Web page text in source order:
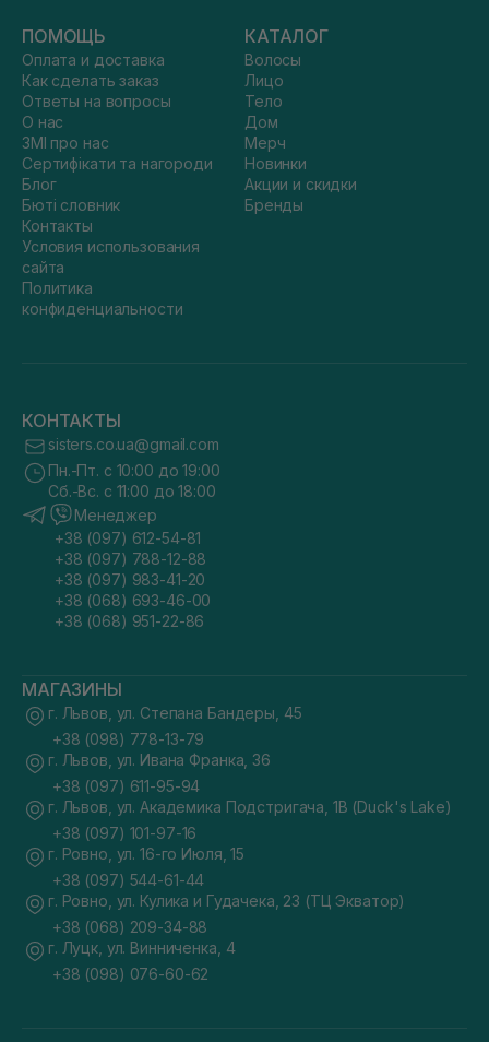
ПОМОЩЬ
Оплата и доставка
Как сделать заказ
Ответы на вопросы
О нас
ЗМІ про нас
Сертифікати та нагороди
Блог
Бюті словник
Контакты
Условия использования
сайта
Политика
конфиденциальности
КАТАЛОГ
Волосы
Лицо
Тело
Дом
Мерч
Новинки
Акции и скидки
Бренды
КОНТАКТЫ
sisters.co.ua@gmail.com
Пн.-Пт. с 10:00 до 19:00
Сб.-Вс. с 11:00 до 18:00
Менеджер
+38 (097) 612-54-81
+38 (097) 788-12-88
+38 (097) 983-41-20
+38 (068) 693-46-00
+38 (068) 951-22-86
МАГАЗИНЫ
г. Львов, ул. Степана Бандеры, 45
+38 (098) 778-13-79
г. Львов, ул. Ивана Франка, 36
+38 (097) 611-95-94
г. Львов, ул. Академика Подстригача, 1В (Duck's Lake)
+38 (097) 101-97-16
г. Ровно, ул. 16-го Июля, 15
+38 (097) 544-61-44
г. Ровно, ул. Кулика и Гудачека, 23 (ТЦ Экватор)
+38 (068) 209-34-88
г. Луцк, ул. Винниченка, 4
+38 (098) 076-60-62